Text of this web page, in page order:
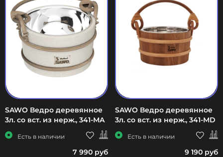
SAWO Ведро деревянное
3л. со вст. из нерж., 341-МA
Есть в наличии
7 990 руб
SAWO Ведро деревянное
3л. со вст. из нерж., 341-МD
Есть в наличии
9 190 руб